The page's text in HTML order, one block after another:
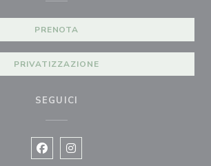
PRENOTA
PRIVATIZZAZIONE
SEGUICI
Facebook ((apre una nuova
Instagram ((apre una nuova